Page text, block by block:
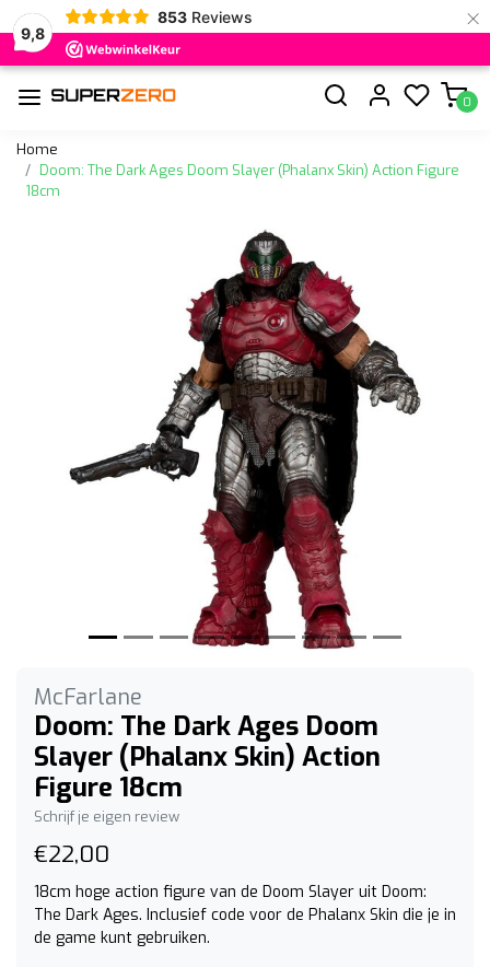
9,8
853 Reviews ×
0
Home
Doom: The Dark Ages Doom Slayer (Phalanx Skin) Action Figure
18cm
McFarlane
Doom: The Dark Ages Doom
Slayer (Phalanx Skin) Action
Figure 18cm
Schrijf je eigen review
€22,00
18cm hoge action figure van de Doom Slayer uit Doom:
The Dark Ages. Inclusief code voor de Phalanx Skin die je in
de game kunt gebruiken.